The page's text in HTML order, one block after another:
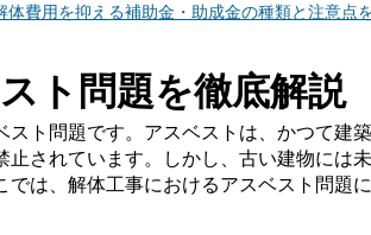
体費用を抑える補助金・助成金の種類と注意点
ト問題を徹底解説
ト問題です。アスベストは、かつて建
されています。しかし、古い建物には
は、解体工事におけるアスベスト問題に